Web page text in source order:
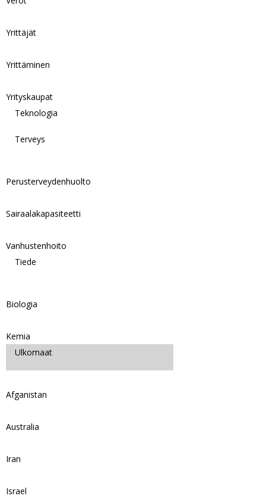
Yrittäjät
Yrittäminen
Yrityskaupat
Teknologia
Terveys
Perusterveydenhuolto
Sairaalakapasiteetti
Vanhustenhoito
Tiede
Biologia
Kemia
Ulkomaat
Afganistan
Australia
Iran
Israel